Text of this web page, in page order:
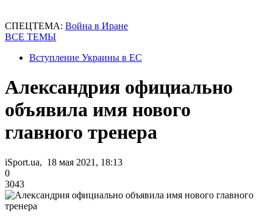
СПЕЦТЕМА: Война в Иране
ВСЕ ТЕМЫ
Вступление Украины в ЕС
Александрия официально
объявила имя нового
главного тренера
iSport.ua, 18 мая 2021, 18:13
0
3043